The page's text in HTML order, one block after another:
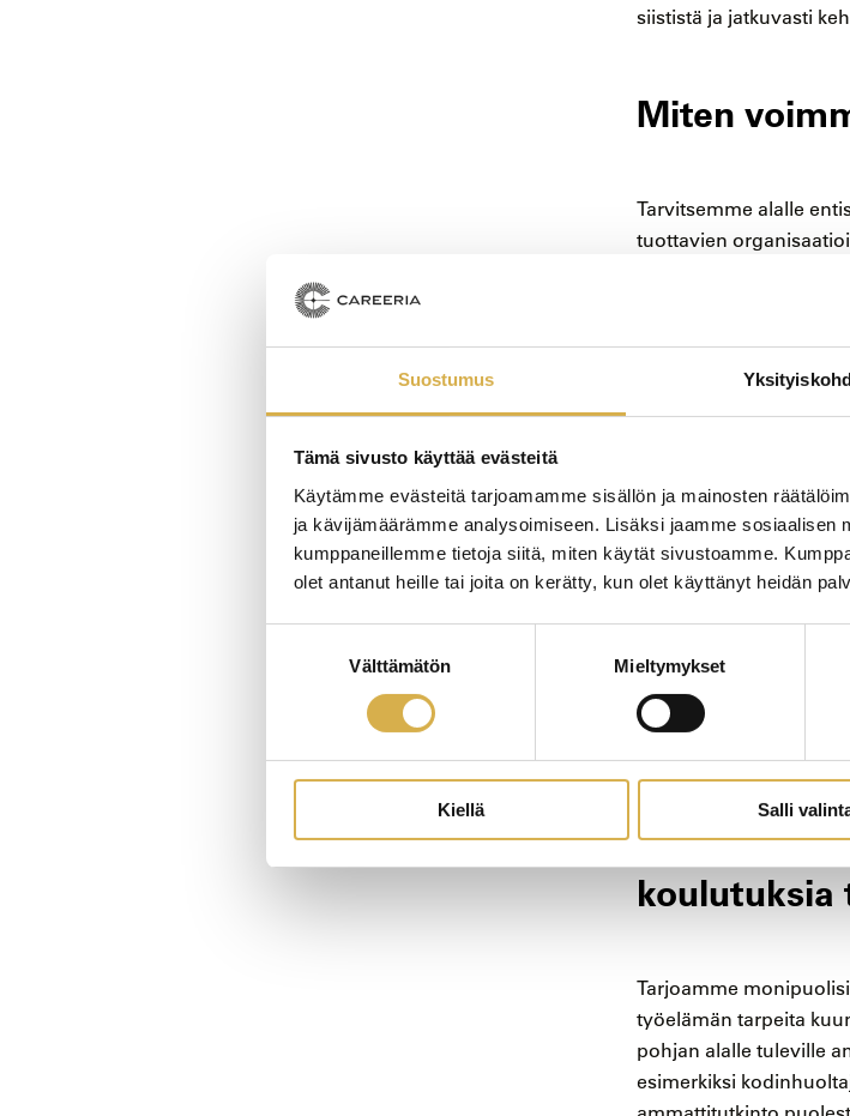
Suostumus
Tämä sivusto käyttää evästeitä
Käytämme evästeitä tarjoamamme sisällön ja mainosten
ja kävijämäärämme analysoimiseen. Lisäksi jaamme sosiaalisen
kumppaneillemme tietoja siitä, miten käytät sivustoamme.
olet antanut heille tai joita on kerätty, kun olet käyttänyt heidän
Välttämätön Mieltymykset
Kiellä Salli
siististä ja jatkuvasti
Miten
Tarvitsemme alalle
tuottavien
sen tarpeeseen, siksi
Puhtausala saa myös
ammattilaiset
lisätä tietoisuutta
ja positiivisella
yhteiskunnalle.
avaaminen
Puhtausala tarvitsee
Henkilöstön
siivousvälineillä ja -
tukena myös uusien
helpottavat
Teknologian
Careeria
koulutuksia
Tarjoamme
työelämän tarpeita
pohjan alalle tuleville
esimerkiksi